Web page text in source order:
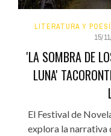
LITERATURA Y
15/
'LA SOMBRA DE
LUNA'
El Festival de
explora la narrativa